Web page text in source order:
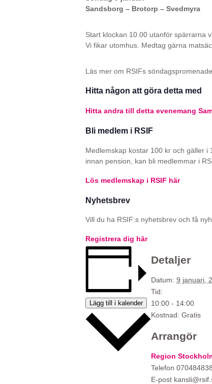
Sandsborg – Brotorp – Svedmyra
Start klockan 10.00 utanför spärrarna
Vi fikar utomhus. Medtag gärna
Läs mer om RSIFs
Hitta någon att göra detta med
Hitta andra till detta evenemang
Bli medlem i RSIF
Medlemskap kostar 100 kr och gäller i
innan pension, kan bli medlemmar i
Lös medlemskap i RSIF här
Nyhetsbrev
Vill du ha RSIF:s nyhetsbrev och få
Registrera dig här
Lägg till i kalender
Detaljer
Datum: 9 januari,
Tid:
10:00 - 14:00
Kostnad: Gratis
Arrangör
Region
Telefon
E-post